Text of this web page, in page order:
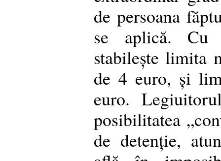
de persoana
se aplică. Cu
stabilește limita
de 4 euro, și
euro.
posibilitatea
de detenție,